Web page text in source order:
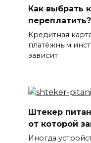
Как выбрать
переплатить?
Кредитная
платёжным
зависит
Штекер
от которой
Иногда